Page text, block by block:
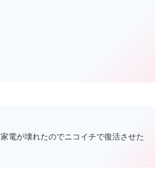
家電が壊れたのでニコイチで復活させた